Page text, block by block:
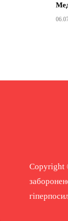
Copyright